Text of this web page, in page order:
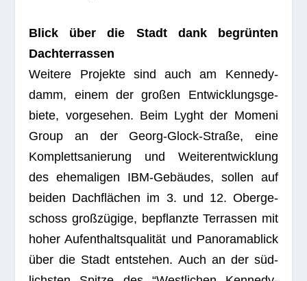
Blick über die Stadt dank begrün­ten
Dachterrassen
Wei­tere Pro­jekte sind auch am Ken­ne­dy­
damm, einem der gro­ßen Ent­wick­lungs­ge­
biete, vor­ge­se­hen. Beim Lyght der Momeni
Group an der Georg-Glock-Straße, eine
Kom­plett­sa­nie­rung und Wei­ter­ent­wick­lung
des ehe­ma­li­gen IBM-Gebäu­des, sol­len auf
bei­den Dach­flä­chen im 3. und 12. Ober­ge­
schoss groß­zü­gige, bepflanzte Ter­ras­sen mit
hoher Auf­ent­halts­qua­li­tät und Pan­ora­ma­blick
über die Stadt ent­ste­hen. Auch an der süd­